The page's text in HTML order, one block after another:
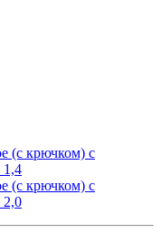
(с крючком) с
1,4
(с крючком) с
2,0